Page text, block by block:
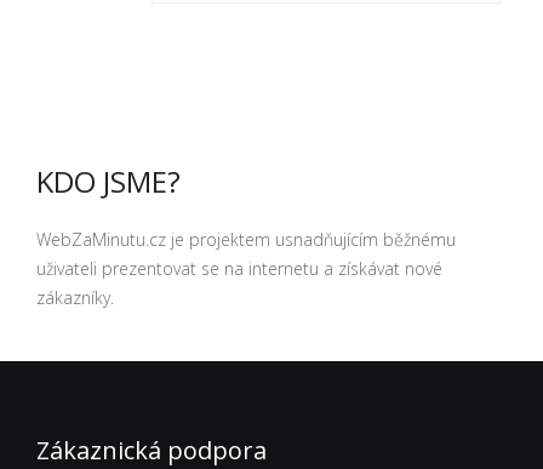
KDO JSME?
WebZaMinutu.cz je projektem usnadňujícím běžnému
uživateli prezentovat se na internetu a získávat nové
zákazníky.
Zákaznická podpora